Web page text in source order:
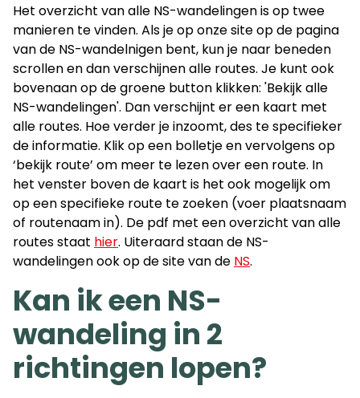
Het overzicht van alle NS-wandelingen is op twee
manieren te vinden. Als je op onze site op de pagina
van de NS-wandelnigen bent, kun je naar beneden
scrollen en dan verschijnen alle routes. Je kunt ook
bovenaan op de groene button klikken: 'Bekijk alle
NS-wandelingen'. Dan verschijnt er een kaart met
alle routes. Hoe verder je inzoomt, des te specifieker
de informatie. Klik op een bolletje en vervolgens op
‘bekijk route’ om meer te lezen over een route. In
het venster boven de kaart is het ook mogelijk om
op een specifieke route te zoeken (voer plaatsnaam
of routenaam in). De pdf met een overzicht van alle
routes staat hier. Uiteraard staan de NS-
wandelingen ook op de site van de NS.
Kan ik een NS-
wandeling in 2
richtingen lopen?